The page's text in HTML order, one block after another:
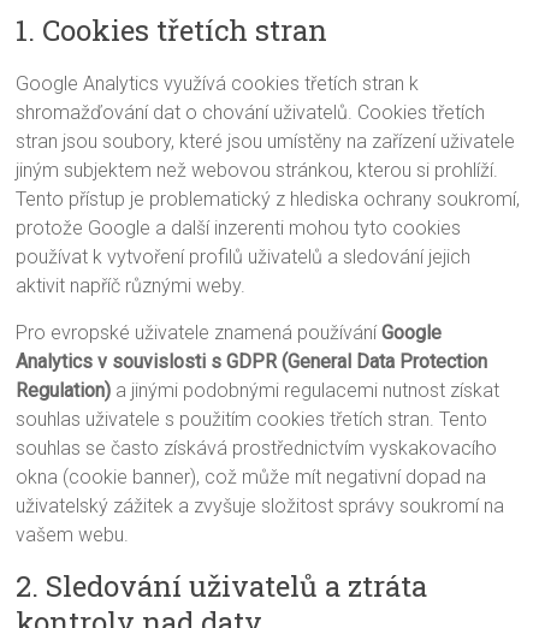
1. Cookies třetích stran
Google Analytics využívá cookies třetích stran k
shromažďování dat o chování uživatelů. Cookies třetích
stran jsou soubory, které jsou umístěny na zařízení uživatele
jiným subjektem než webovou stránkou, kterou si prohlíží.
Tento přístup je problematický z hlediska ochrany soukromí,
protože Google a další inzerenti mohou tyto cookies
používat k vytvoření profilů uživatelů a sledování jejich
aktivit napříč různými weby.
Pro evropské uživatele znamená používáníGoogle
Analytics v souvislosti s GDPR (General Data Protection
Regulation) a jinými podobnými regulacemi nutnost získat
souhlas uživatele s použitím cookies třetích stran. Tento
souhlas se často získává prostřednictvím vyskakovacího
okna (cookie banner), což může mít negativní dopad na
uživatelský zážitek a zvyšuje složitost správy soukromí na
vašem webu.
2. Sledování uživatelů a ztráta